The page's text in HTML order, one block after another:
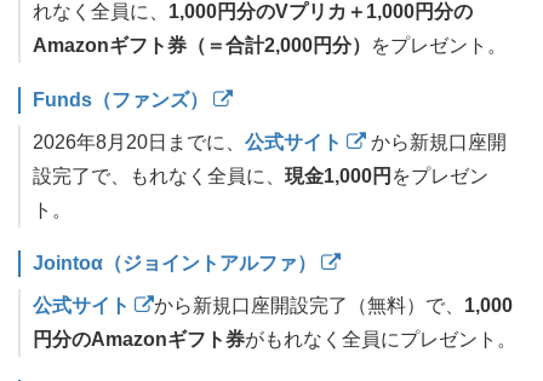
れなく全員に、 1,000円分のVプリカ＋1,000円分の
Amazonギフト券（＝合計2,000円分）
をプレゼント。
Funds（ファンズ）
2026年8月20日までに、 公式サイト
から新規口座開
設完了で、もれなく全員に、 現金1,000円 をプレゼン
ト。
Jointoα（ジョイントアルファ）
公式サイト から新規口座開設完了（無料）で、 1,000
円分のAmazonギフト券がもれなく全員にプレゼント。